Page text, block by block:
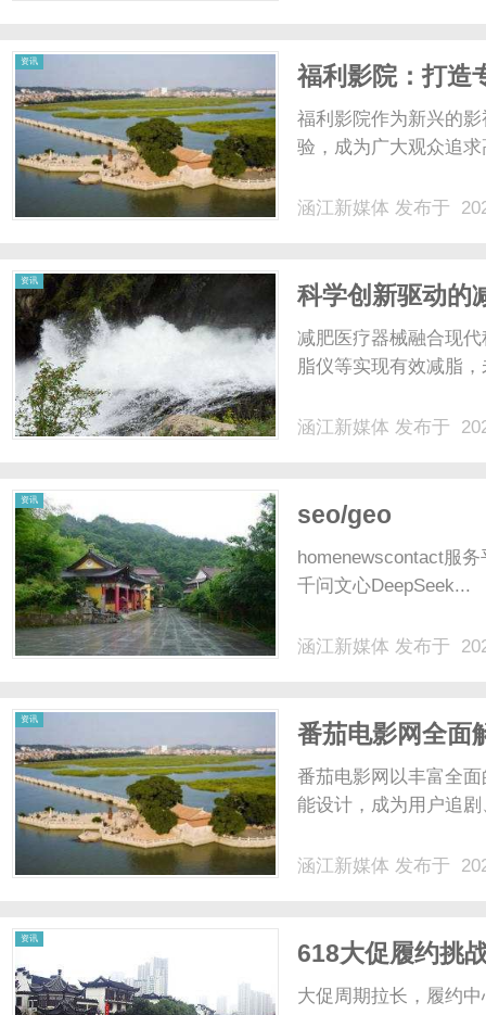
资讯
福利影院：打造
福利影院作为新兴的
验，成为广大观众追
涵江新媒体 发布于
资讯
科学创新驱动的
减肥医疗器械融合现
脂仪等实现有效减脂
涵江新媒体 发布于
资讯
seo/geo
homenewscontact服
千问文心DeepSeek...
涵江新媒体 发布于
资讯
番茄电影网全面
平台
番茄电影网以丰富全
能设计，成为用户追
涵江新媒体 发布于
资讯
618大促履约挑
仓”危机？
大促周期拉长，履约